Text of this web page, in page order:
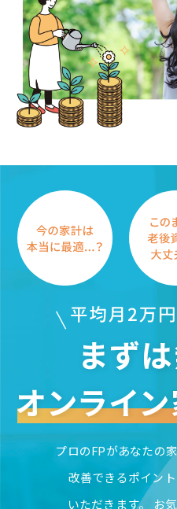
プロのFPがあなたの
改善できるポイン
いただきます。
お